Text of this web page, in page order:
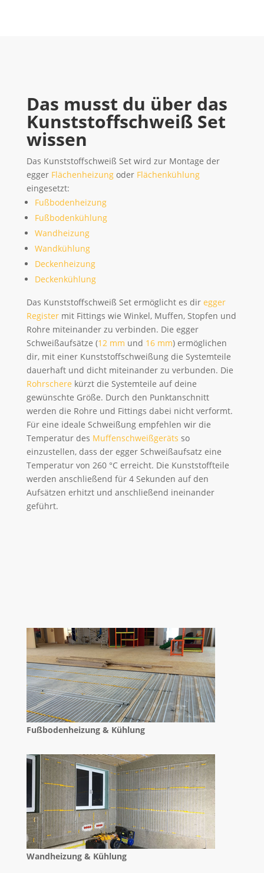
Das musst du über das
Kunststoffschweiß Set
wissen
Das Kunststoffschweiß Set wird zur Montage der
egger Flächenheizungoder Flächenkühlung
eingesetzt:
Fußbodenheizung
Fußbodenkühlung
Wandheizung
Wandkühlung
Deckenheizung
Deckenkühlung
Das Kunststoffschweiß Set ermöglicht es dir egger
Registermit Fittings wie Winkel, Muffen, Stopfen und
Rohre miteinander zu verbinden. Die egger
Schweißaufsätze (12 mm und 16 mm) ermöglichen
dir, mit einer Kunststoffschweißung die Systemteile
dauerhaft und dicht miteinander zu verbunden. Die
Rohrschere kürzt die Systemteile auf deine
gewünschte Größe. Durch den Punktanschnitt
werden die Rohre und Fittings dabei nicht verformt.
Für eine ideale Schweißung empfehlen wir die
Temperatur des Muffenschweißgeräts so
einzustellen, dass der egger Schweißaufsatz eine
Temperatur von 260 °C erreicht. Die Kunststoffteile
werden anschließend für 4 Sekunden auf den
Aufsätzen erhitzt und anschließend ineinander
geführt.
Fußbodenheizung & Kühlung
Wandheizung & Kühlung